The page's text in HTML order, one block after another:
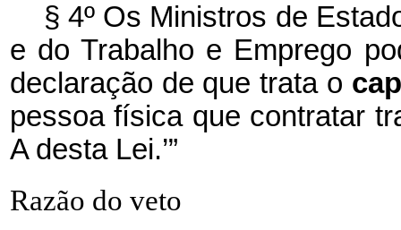
§ 4º Os Ministros de
e do Trabalho e Emprego
declaração de que trata o
pessoa física que contratar
A desta Lei.’”
Razão do veto